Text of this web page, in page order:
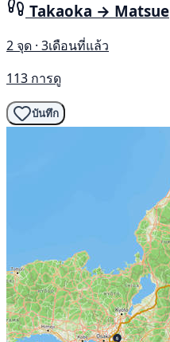
Takaoka → Matsue
2 จุด · 3เดือนที่แล้ว
113 การดู
บันทึก